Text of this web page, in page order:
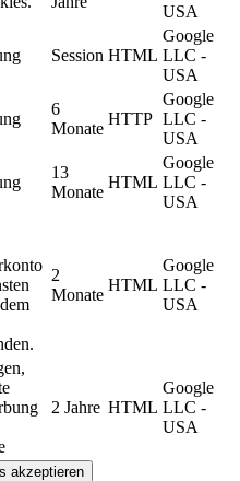
USA
Session HTML
Google
LLC -
USA
6
Monate
HTTP
Google
LLC -
USA
13
Monate
HTML
Google
LLC -
USA
2
Monate
HTML
Google
LLC -
USA
2 Jahre HTML
Google
LLC -
USA
akzeptieren